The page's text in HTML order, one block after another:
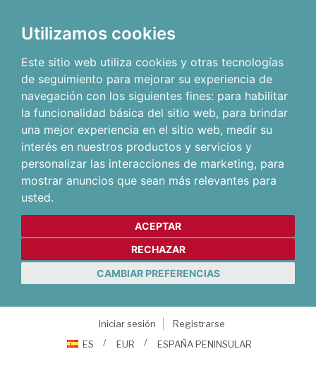
Utilizamos cookies
Este sitio web utiliza cookies y otras tecnologías
de seguimiento para mejorar su experiencia de
navegación con los siguientes fines: para habilitar
la funcionalidad básica del sitio web, para brindar
una mejor experiencia en el sitio web, medir su
interés en nuestros productos y servicios y
personalizar las interacciones de marketing, para
mostrar anuncios que sean más relevantes para
usted.
ACEPTAR
RECHAZAR
CAMBIAR PREFERENCIAS
Iniciar sesión
Registrarse
ES
EUR ESPAÑA PENINSULAR